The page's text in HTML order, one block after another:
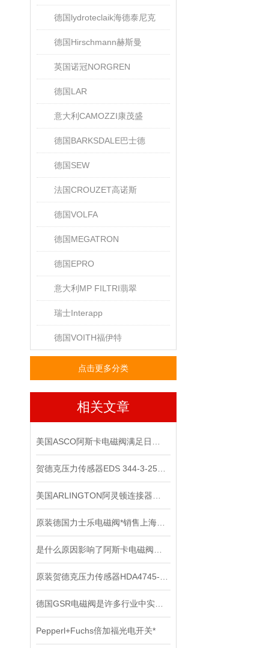
德国lydroteclaik海德泰尼克
德国Hirschmann赫斯曼
英国诺冠NORGREN
德国LAR
意大利CAMOZZI康茂盛
德国BARKSDALE巴士德
德国SEW
法国CROUZET高诺斯
德国VOLFA
德国MEGATRON
德国EPRO
意大利MP FILTRI翡翠
瑞士Interapp
德国VOITH福伊特
点击更多分类
相关文章
Pepperl+Fuchs倍加福光电开关*